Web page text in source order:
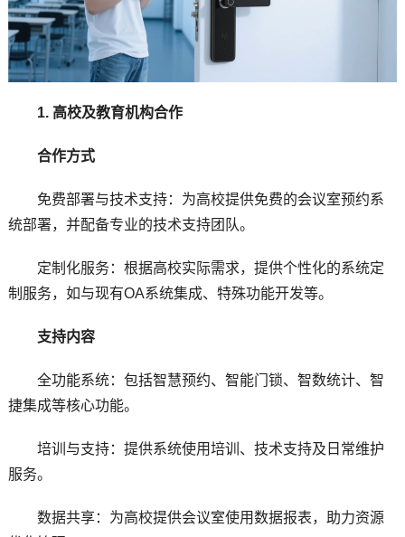
1. 高校及教育机构合作
合作方式
免费部署与技术支持：为高校提供免费的会议室预约系
统部署，并配备专业的技术支持团队。
定制化服务：根据高校实际需求，提供个性化的系统定
制服务，如与现有OA系统集成、特殊功能开发等。
支持内容
全功能系统：包括智慧预约、智能门锁、智数统计、智
捷集成等核心功能。
培训与支持：提供系统使用培训、技术支持及日常维护
服务。
数据共享：为高校提供会议室使用数据报表，助力资源